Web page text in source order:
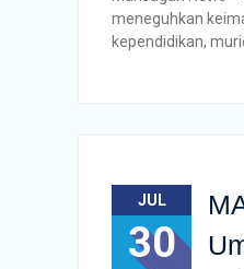
meneguhkan
kependidikan,
JUL
30